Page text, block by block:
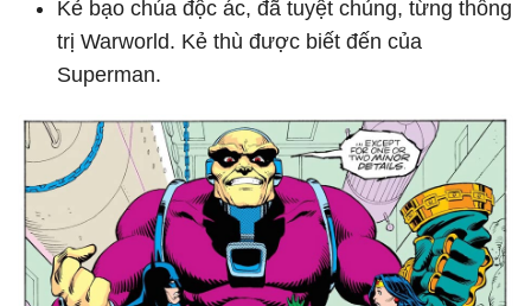
Kẻ bạo chúa độc ác, đã tuyệt chủng, từng thống
trị Warworld. Kẻ thù được biết đến của
Superman.